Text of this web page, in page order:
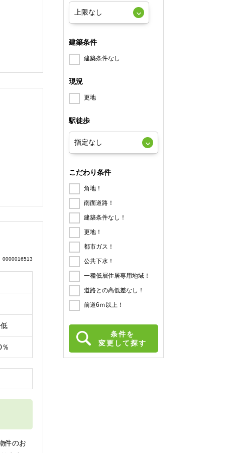
0000016513
％
件のお
建築条件
建築条件なし
現況
更地
駅徒歩
こだわり条件
角地！
南面道路！
建築条件なし！
更地！
都市ガス！
公共下水！
一種低層住居専用地域！
道路との高低差なし！
前道6ｍ以上！
条件を
変更して探す